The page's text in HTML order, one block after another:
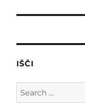
IŠČI
Search
for: